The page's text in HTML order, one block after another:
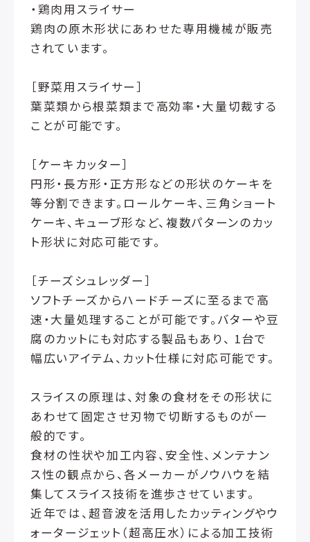
・鶏肉用スライサー
鶏肉の原木形状にあわせた専用機械が販売
されています。
［野菜用スライサー］
葉菜類から根菜類まで高効率・大量切裁する
ことが可能です。
［ケーキカッター］
円形・長方形・正方形などの形状のケーキを
等分割できます。ロールケーキ、三角ショート
ケーキ、キューブ形など、複数パターンのカッ
ト形状に対応可能です。
［チーズシュレッダー］
ソフトチーズからハードチーズに至るまで高
速・大量処理することが可能です。バターや豆
腐のカットにも対応する製品もあり、 1台で
幅広いアイテム、カット仕様に対応可能です。
スライスの原理は、対象の食材をその形状に
あわせて固定させ刃物で切断するものが一
般的です。
食材の性状や加工内容、安全性、メンテナン
ス性の観点から、各メーカーがノウハウを結
集してスライス技術を進歩させています。
近年では、超音波を活用したカッティングやウ
ォータージェット（超高圧水）による加工技術